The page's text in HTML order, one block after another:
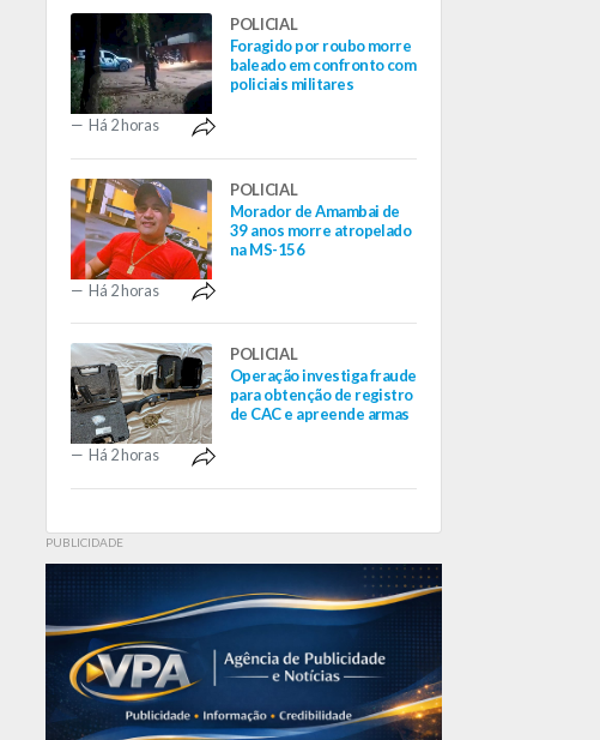
POLICIAL
Foragido por roubo morre
baleado em confronto com
policiais militares
Há 2 horas
POLICIAL
Morador de Amambai de
39 anos morre atropelado
na MS-156
Há 2 horas
POLICIAL
Operação investiga fraude
para obtenção de registro
de CAC e apreende armas
Há 2 horas
PUBLICIDADE